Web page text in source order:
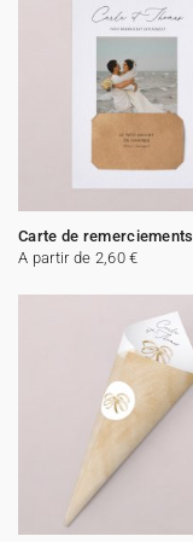
Carte de remerciements
A partir de 2,60 €